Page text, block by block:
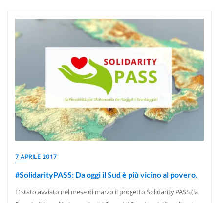
7 APRILE 2017
#SolidarityPASS: Da oggi il Sud è più vicino al povero.
E’ stato avviato nel mese di marzo il progetto Solidarity PASS (la